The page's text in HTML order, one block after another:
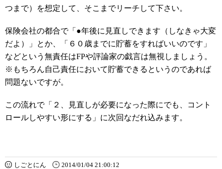
つまで）を想定して、そこまでリーチして下さい。
保険会社の都合で「●年後に見直しできます（しなきゃ大変
だよ）」とか、「６０歳までに貯蓄をすればいいのです」
などという無責任はFPや評論家の戯言は無視しましょう。
※もちろん自己責任において貯蓄できるというのであれば
問題ないですが。
この流れで「２、見直しが必要になった際にでも、コント
ロールしやすい形にする」に次回なだれ込みます。
しごとにん 2014/01/04 21:00:12